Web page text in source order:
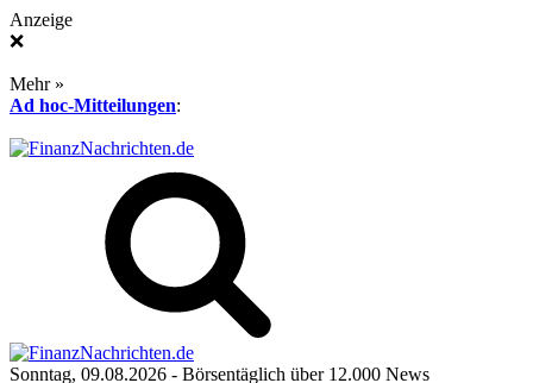
Anzeige
❌
Mehr »
Ad hoc-Mitteilungen:
Sonntag, 09.08.2026 - Börsentäglich über 12.000 News